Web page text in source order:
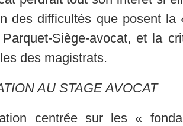
des difficultés que posent
Siège-avocat, et la
des magistrats.
AU STAGE AVOCAT
centrée sur les «